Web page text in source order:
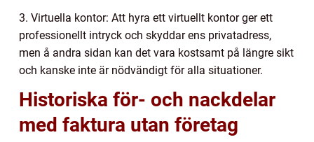
3. Virtuella kontor: Att hyra ett virtuellt kontor ger ett
professionellt intryck och skyddar ens privatadress,
men å andra sidan kan det vara kostsamt på längre sikt
och kanske inte är nödvändigt för alla situationer.
Historiska för- och nackdelar
med faktura utan företag